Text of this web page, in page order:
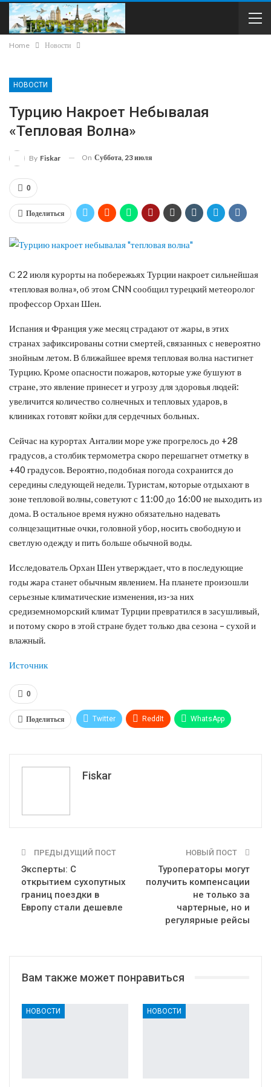
Home Новости
НОВОСТИ
Турцию Накроет Небывалая
«тепловая Волна»
By Fiskar On Суббота, 23 июля
0
Поделиться
С 22 июля курорты на побережьях Турции накроет сильнейшая
«тепловая волна», об этом CNN сообщил турецкий метеоролог
профессор Орхан Шен.
Испания и Франция уже месяц страдают от жары, в этих
странах зафиксированы сотни смертей, связанных с невероятно
знойным летом. В ближайшее время тепловая волна настигнет
Турцию. Кроме опасности пожаров, которые уже бушуют в
стране, это явление принесет и угрозу для здоровья людей:
увеличится количество солнечных и тепловых ударов, в
клиниках готовят койки для сердечных больных.
Сейчас на курортах Анталии море уже прогрелось до +28
градусов, а столбик термометра скоро перешагнет отметку в
+40 градусов. Вероятно, подобная погода сохранится до
середины следующей недели. Туристам, которые отдыхают в
зоне тепловой волны, советуют с 11:00 до 16:00 не выходить из
дома. В остальное время нужно обязательно надевать
солнцезащитные очки, головной убор, носить свободную и
светлую одежду и пить больше обычной воды.
Исследователь Орхан Шен утверждает, что в последующие
годы жара станет обычным явлением. На планете произошли
серьезные климатические изменения, из-за них
средиземноморский климат Турции превратился в засушливый,
и потому скоро в этой стране будет только два сезона – сухой и
влажный.
Источник
0
Поделиться Twitter ReddIt WhatsApp
Fiskar
ПРЕДЫДУЩИЙ ПОСТ
Эксперты: С
открытием сухопутных
границ поездки в
Европу стали дешевле
НОВЫЙ ПОСТ
Туроператоры могут
получить компенсации
не только за
чартерные, но и
регулярные рейсы
Вам также может понравиться
НОВОСТИ НОВОСТИ